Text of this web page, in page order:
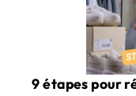
9 étapes pour